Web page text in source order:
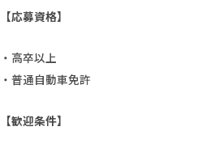
【応募資格】
・高卒以上
・普通自動車免許
【歓迎条件】